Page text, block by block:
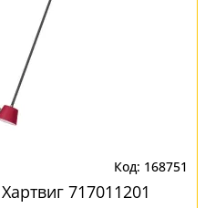
168751
717011201